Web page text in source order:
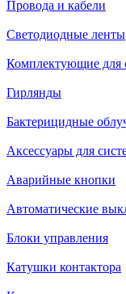
Провода и кабели
Светодиодные ленты
Комплектующие для
Гирлянды
Бактерицидные
Аксессуары для
Аварийные кнопки
Автоматические
Блоки управления
Катушки контактора